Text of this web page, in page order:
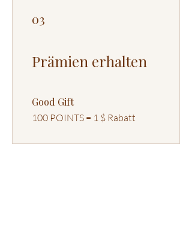
03
Prämien erhalten
Good Gift
100 POINTS = 1 $ Rabatt